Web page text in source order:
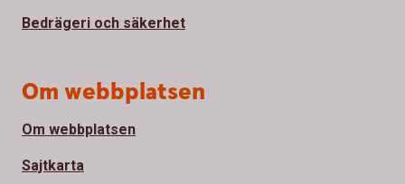
Bedrägeri och säkerhet
Om webbplatsen
Om webbplatsen
Sajtkarta